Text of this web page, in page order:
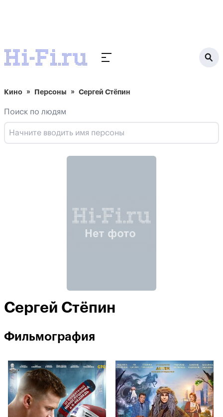
Кино Персоны Сергей Стёпин
Поиск по людям
Сергей Стёпин
Фильмография